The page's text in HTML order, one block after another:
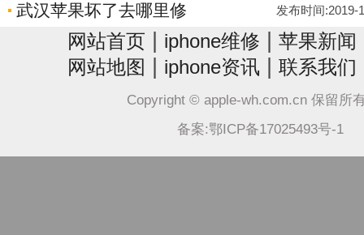
武汉苹果坏了去哪里修 发布时间:2019-
网站首页 iphone维修 苹果新闻
网站地图 iphone资讯 联系我们
Copyright © apple-wh.com.cn 保留所
备案:鄂ICP备17025493号-1